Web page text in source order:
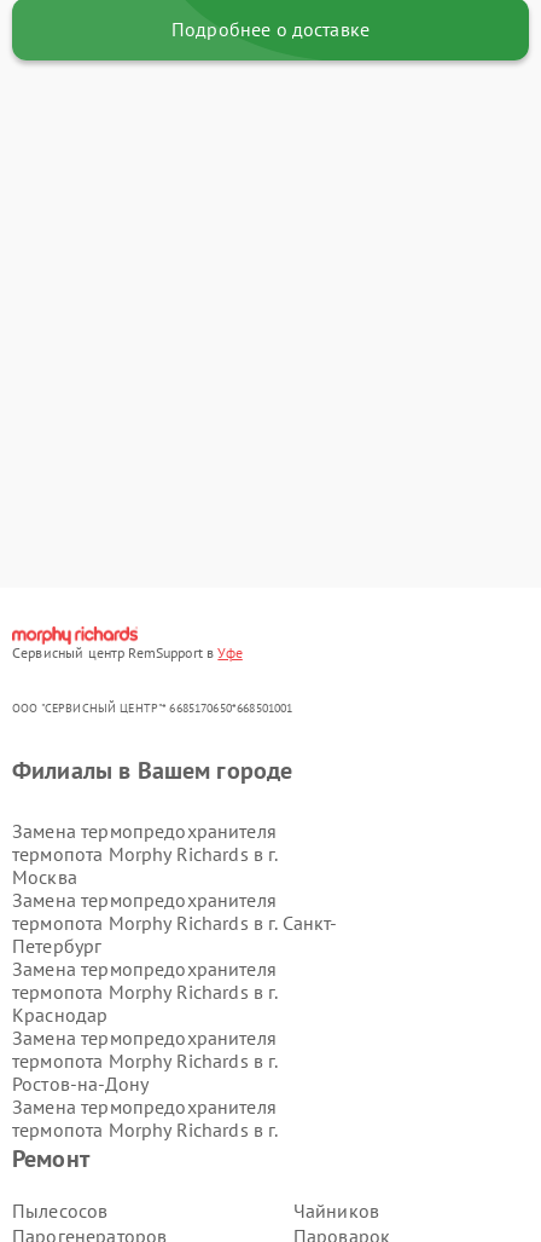
Подробнее о доставке
Сервисный центр RemSupport вУфе
ООО "СЕРВИСНЫЙ ЦЕНТР"* 6685170650*668501001
Ремонт
Пылесосов
Парогенераторов
Чайников
Пароварок
Филиалы в Вашем городе
Замена термопредохранителя
термопота Morphy Richards в г.
Москва
Замена термопредохранителя
термопота Morphy Richards в г. Санкт-
Петербург
Замена термопредохранителя
термопота Morphy Richards в г.
Краснодар
Замена термопредохранителя
термопота Morphy Richards в г.
Ростов-на-Дону
Замена термопредохранителя
термопота Morphy Richards в г.
Нижний Новгород
Замена термопредохранителя
Новосибирск